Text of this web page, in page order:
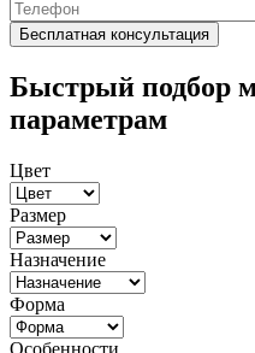
Быстрый подбор
параметрам
Цвет
Размер
Назначение
Форма
Особенности